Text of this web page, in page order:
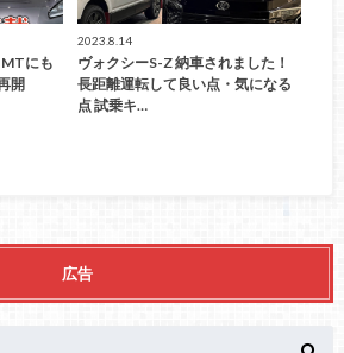
MTにも
開
2023.8.14
ヴォクシーS-Z 納車されました！
長距離運転して良い点・気になる
点 試乗キ…
広告